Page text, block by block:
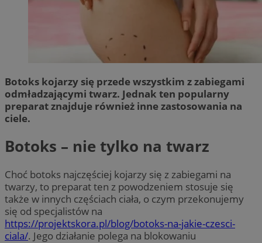
Botoks kojarzy się przede wszystkim z zabiegami
odmładzającymi twarz. Jednak ten popularny
preparat znajduje również inne zastosowania na
ciele.
Botoks – nie tylko na twarz
Choć botoks najczęściej kojarzy się z zabiegami na
twarzy, to preparat ten z powodzeniem stosuje się
także w innych częściach ciała, o czym przekonujemy
się od specjalistów na
https://projektskora.pl/blog/botoks-na-jakie-czesci-
ciala/. Jego działanie polega na blokowaniu